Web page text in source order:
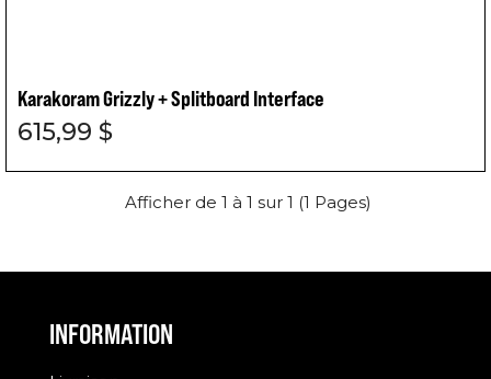
Karakoram Grizzly + Splitboard Interface
615,99 $
Afficher de 1 à 1 sur 1 (1 Pages)
INFORMATION